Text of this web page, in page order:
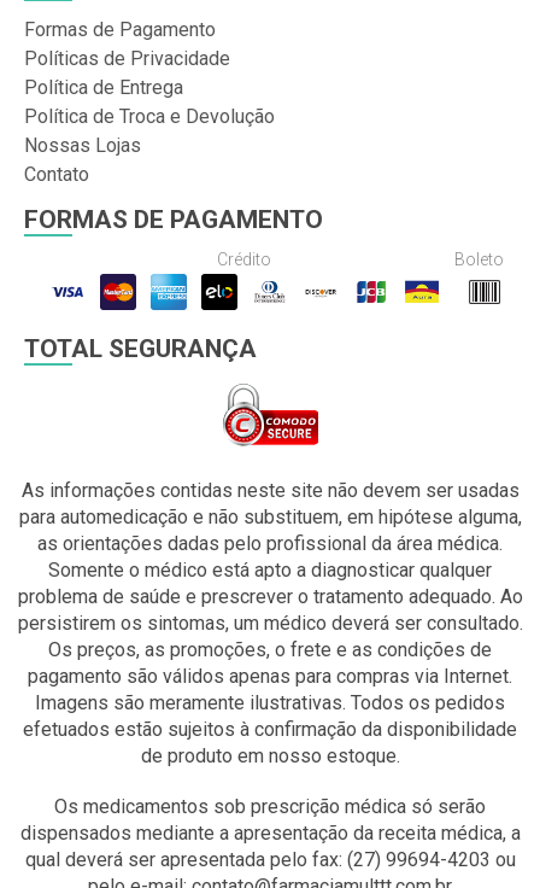
Formas de Pagamento
Políticas de Privacidade
Política de Entrega
Política de Troca e Devolução
Nossas Lojas
Contato
FORMAS DE PAGAMENTO
Crédito Boleto
TOTAL SEGURANÇA
As informações contidas neste site não devem ser usadas
para automedicação e não substituem, em hipótese alguma,
as orientações dadas pelo profissional da área médica.
Somente o médico está apto a diagnosticar qualquer
problema de saúde e prescrever o tratamento adequado. Ao
persistirem os sintomas, um médico deverá ser consultado.
Os preços, as promoções, o frete e as condições de
pagamento são válidos apenas para compras via Internet.
Imagens são meramente ilustrativas. Todos os pedidos
efetuados estão sujeitos à confirmação da disponibilidade
de produto em nosso estoque.
Os medicamentos sob prescrição médica só serão
dispensados mediante a apresentação da receita médica, a
qual deverá ser apresentada pelo fax: (27) 99694-4203 ou